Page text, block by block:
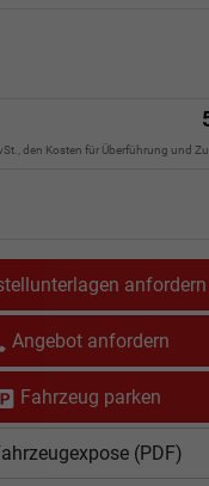
den Kosten für Überführung und
anfordern
Angebot anfordern
Fahrzeug parken
(PDF)